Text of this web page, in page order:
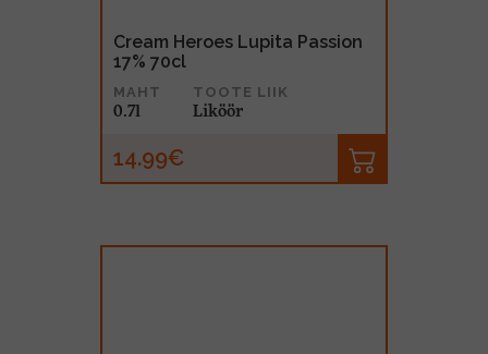
Cream Heroes Lupita Passion
17% 70cl
MAHT
0.7l
TOOTE LIIK
Liköör
14.99€